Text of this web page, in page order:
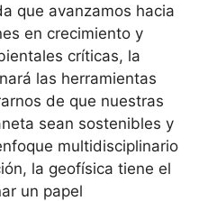
que avanzamos hacia
en crecimiento y
críticas, la
las herramientas
de que nuestras
sean sostenibles y
multidisciplinario
la geofísica tiene el
un papel